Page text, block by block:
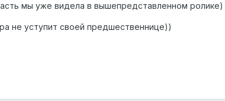
мы уже видела в вышепредставленном ролике)
не уступит своей предшественнице))